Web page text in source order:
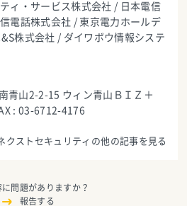
ィ・サービス株式会社 / 日本電信
電話株式会社 / 東京電力ホールデ
株式会社 / ダイワボウ情報システ
青山2-2-15 ウィン青山ＢＩＺ＋
: 03-6712-4176
クストセキュリティの他の記事を見る
問題がありますか？
報告する